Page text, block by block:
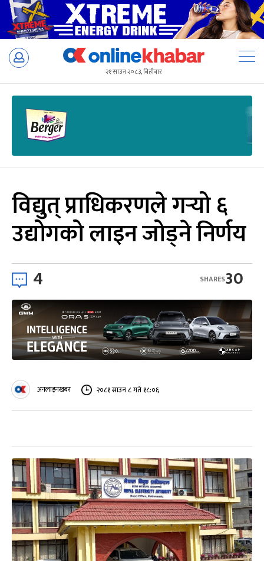
Skip
२१ साउन २०८३, बिहीबार
विद्युत् प्राधिकरणले गर्‍यो ६
उद्योगको लाइन जोड्ने निर्णय
4 30
SHARES
अनलाइनखबर २०८१ साउन ८ गते १८:०६